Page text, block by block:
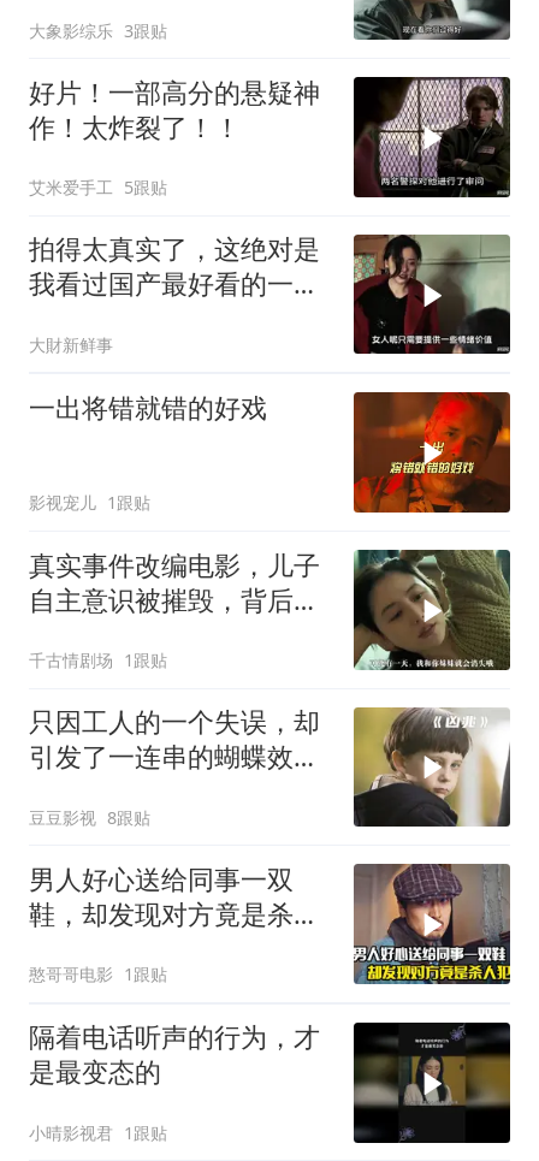
大象影综乐 3跟贴
好片！一部高分的悬疑神
作！太炸裂了！！
艾米爱手工 5跟贴
拍得太真实了，这绝对是
我看过国产最好看的一部
大財新鲜事
一出将错就错的好戏
影视宠儿 1跟贴
真实事件改编电影，儿子
自主意识被摧毁，背后故
千古情剧场 1跟贴
只因工人的一个失误，却
引发了一连串的蝴蝶效
豆豆影视 8跟贴
男人好心送给同事一双
鞋，却发现对方竟是杀人
憨哥哥电影 1跟贴
隔着电话听声的行为，才
是最变态的
小晴影视君 1跟贴